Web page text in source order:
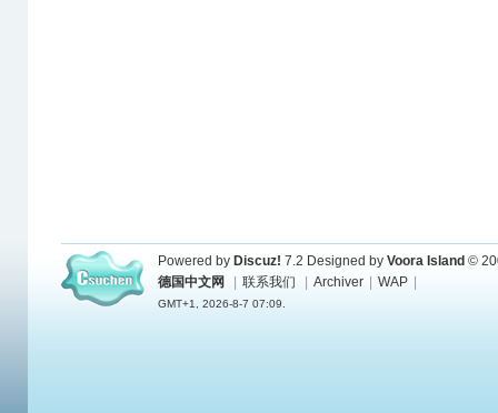
Powered by Discuz! 7.2 Designed by Voora Island ©
德国中文网
联系我们 Archiver WAP
GMT+1, 2026-8-7 07:09.